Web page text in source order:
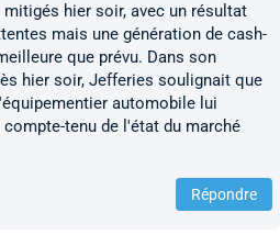
hier soir, avec un résultat
mais une génération de cash-
que prévu. Dans son
hier soir, Jefferies soulignait que
automobile lui
tenu de l'état du marché
Répondre